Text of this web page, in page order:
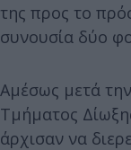
της προς το
συνουσία δύο
Αμέσως μετά
Τμήματος
άρχισαν να